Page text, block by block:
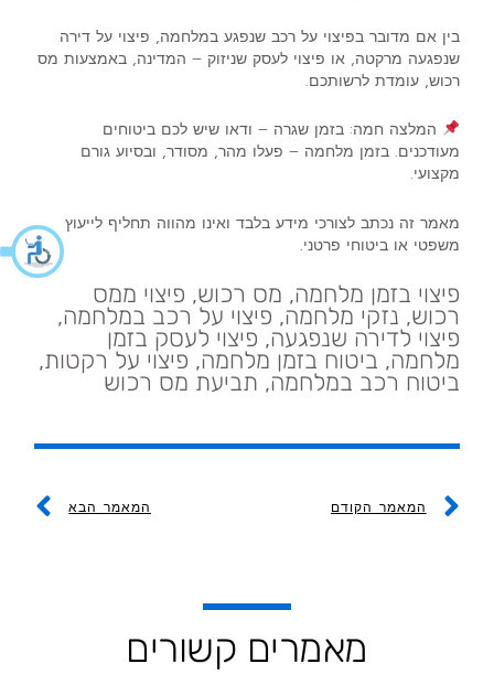
בין אם מדובר בפיצוי על רכב שנפגע במלחמה, פיצוי על דירה
שנפגעה מרקטה, או פיצוי לעסק שניזוק – המדינה, באמצעות מס
רכוש, עומדת לרשותכם.
המלצה חמה: בזמן שגרה – ודאו שיש לכם ביטוחים
מעודכנים. בזמן מלחמה – פעלו מהר, מסודר, ובסיוע גורם
מקצועי.
מאמר זה נכתב לצורכי מידע בלבד ואינו מהווה תחליף לייעוץ
משפטי או ביטוחי פרטני.
פיצוי בזמן מלחמה, מס רכוש, פיצוי ממס
רכוש, נזקי מלחמה, פיצוי על רכב במלחמה,
פיצוי לדירה שנפגעה, פיצוי לעסק בזמן
מלחמה, ביטוח בזמן מלחמה, פיצוי על רקטות,
ביטוח רכב במלחמה, תביעת מס רכוש
Prev
המאמר הקודם המאמר הבא
מאמרים קשורים